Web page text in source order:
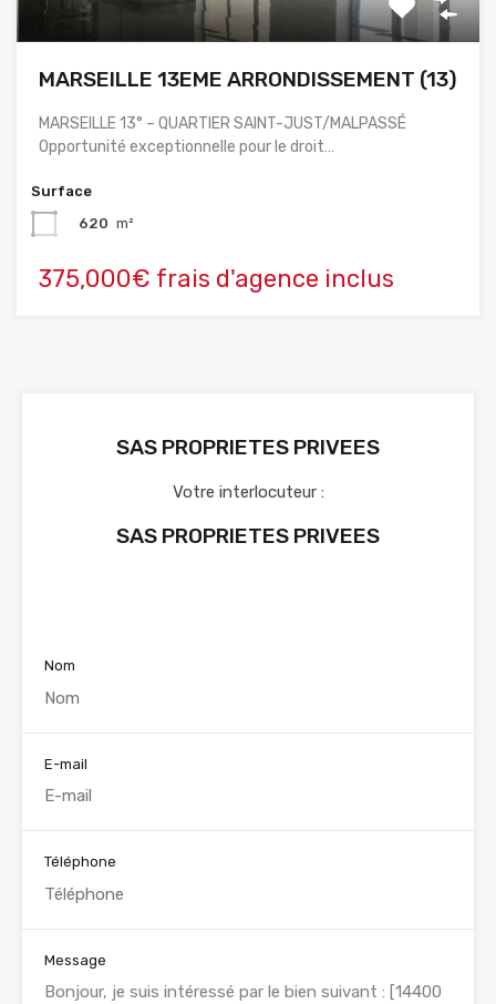
MARSEILLE 13EME ARRONDISSEMENT (13)
MARSEILLE 13° – QUARTIER SAINT-JUST/MALPASSÉ
Opportunité exceptionnelle pour le droit…
Surface
620 m²
375,000€ frais d'agence inclus
SAS PROPRIETES PRIVEES
Votre interlocuteur :
SAS PROPRIETES PRIVEES
Nom
E-mail
Téléphone
Message